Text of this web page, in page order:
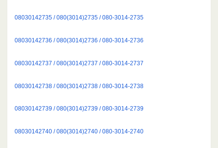
08030142735 / 080(3014)2735 / 080-3014-2735
08030142736 / 080(3014)2736 / 080-3014-2736
08030142737 / 080(3014)2737 / 080-3014-2737
08030142738 / 080(3014)2738 / 080-3014-2738
08030142739 / 080(3014)2739 / 080-3014-2739
08030142740 / 080(3014)2740 / 080-3014-2740